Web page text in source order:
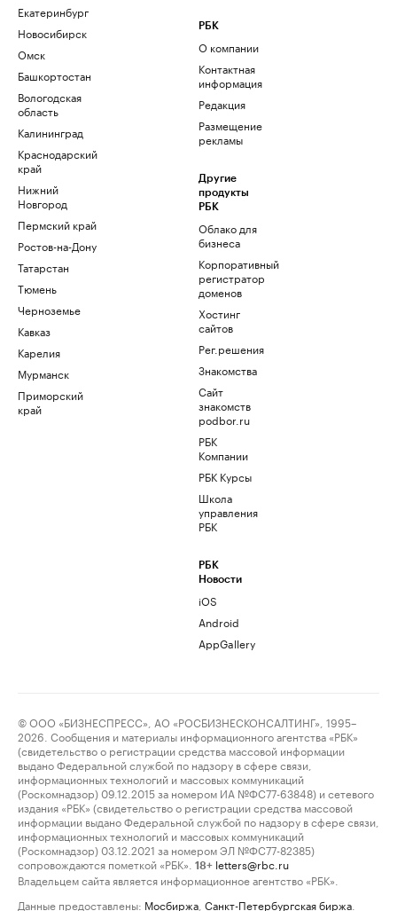
Екатеринбург
Новосибирск
Омск
Башкортостан
Вологодская
область
Калининград
Краснодарский
край
Нижний
Новгород
Пермский край
Ростов-на-Дону
Татарстан
Тюмень
Черноземье
Кавказ
Карелия
Мурманск
Приморский
край
РБК
О компании
Контактная
информация
Редакция
Размещение
рекламы
Другие
продукты
РБК
Облако для
бизнеса
Корпоративный
регистратор
доменов
Хостинг
сайтов
Рег.решения
Знакомства
Сайт
знакомств
podbor.ru
РБК
Компании
РБК Курсы
Школа
управления
РБК
РБК
Новости
iOS
Android
AppGallery
© ООО «БИЗНЕСПРЕСС», АО «РОСБИЗНЕСКОНСАЛТИНГ», 1995–
2026. Сообщения и материалы информационного агентства «РБК»
(свидетельство о регистрации средства массовой информации
выдано Федеральной службой по надзору в сфере связи,
информационных технологий и массовых коммуникаций
(Роскомнадзор) 09.12.2015 за номером ИА №ФС77-63848) и сетевого
издания «РБК» (свидетельство о регистрации средства массовой
информации выдано Федеральной службой по надзору в сфере связи,
информационных технологий и массовых коммуникаций
(Роскомнадзор) 03.12.2021 за номером ЭЛ №ФС77-82385)
сопровождаются пометкой «РБК».
18+ letters@rbc.ru
Владельцем сайта является информационное агентство «РБК».
Данные предоставлены: Мосбиржа Санкт-Петербургская биржа